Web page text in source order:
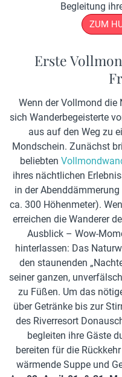
Begleitung
ZUM
Erste
Wenn der Vollmond die
sich Wanderbegeisterte
aus auf den Weg zu
Mondschein. Zunächst
beliebten
ihres nächtlichen
in der
ca. 300 Höhenmeter).
erreichen die Wanderer
Ausblick – Wow-
hinterlassen: Das
den staunenden
seiner ganzen,
zu Füßen. Um das
über Getränke bis zur
des Riverresort
begleiten ihre Gäste
bereiten für die
wärmende Suppe und